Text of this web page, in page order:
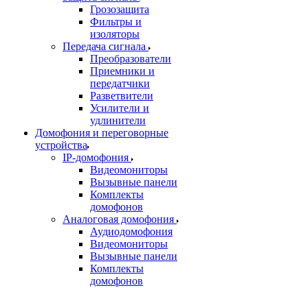
Грозозащита
Фильтры и
изоляторы
Передача сигнала
Преобразователи
Приемники и
передатчики
Разветвители
Усилители и
удлинители
Домофония и переговорные
устройства
IP-домофония
Видеомониторы
Вызывные панели
Комплекты
домофонов
Аналоговая домофония
Аудиодомофония
Видеомониторы
Вызывные панели
Комплекты
домофонов